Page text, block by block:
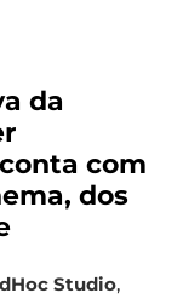
da
com
dos
Studio,